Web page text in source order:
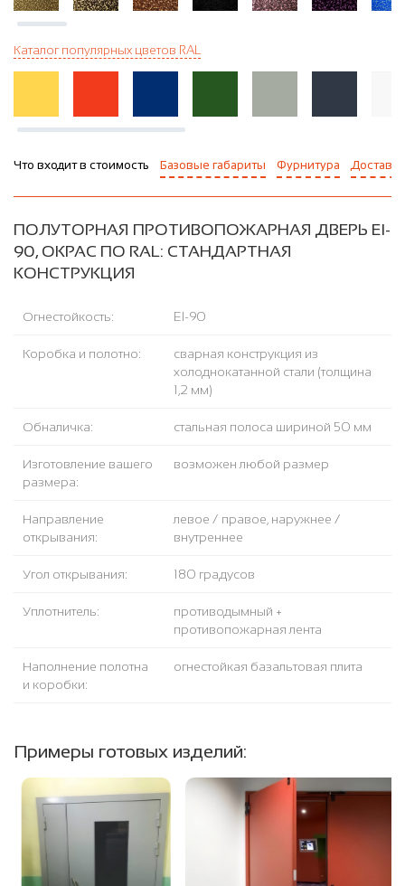
Каталог популярных цветов RAL
Что входит в стоимость Базовые габариты Фурнитура Доставка
ПОЛУТОРНАЯ ПРОТИВОПОЖАРНАЯ ДВЕРЬ EI-
90, ОКРАС ПО RAL: СТАНДАРТНАЯ
КОНСТРУКЦИЯ
Огнестойкость: EI-90
Коробка и полотно:
сварная конструкция из
холоднокатанной стали (толщина
1,2 мм)
Обналичка: стальная полоса шириной 50 мм
Изготовление вашего
размера:
возможен любой размер
Направление
открывания:
левое / правое, наружнее /
внутреннее
Угол открывания: 180 градусов
Уплотнитель:
противодымный +
противопожарная лента
Наполнение полотна
и коробки:
огнестойкая базальтовая плита
Примеры готовых изделий: